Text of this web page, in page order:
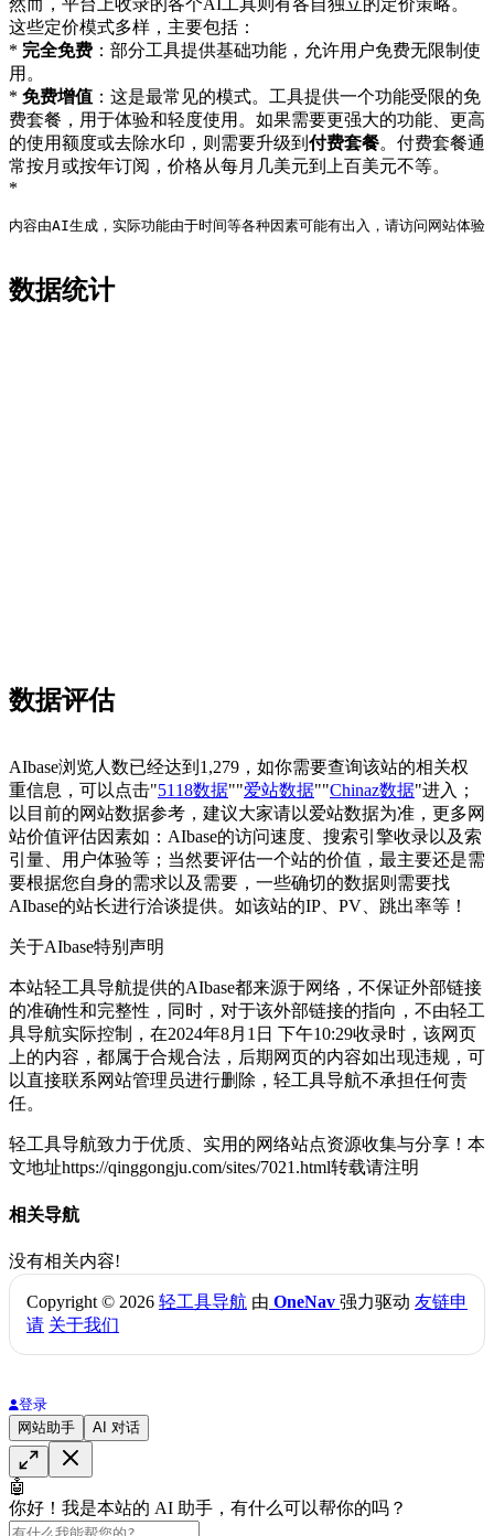
这些定价模式多样，主要包括：
* 完全免费 ：部分工具提供基础功能，允许用户免费无限制使
用。
* 免费增值 ：这是最常见的模式。工具提供一个功能受限的免
费套餐，用于体验和轻度使用。如果需要更强大的功能、更高
的使用额度或去除水印，则需要升级到 付费套餐。付费套餐通
常按月或按年订阅，价格从每月几美元到上百美元不等。
*
内容由AI生成，实际功能由于时间等各种因素可能有出入，请访问网站体验
数据统计
数据评估
AIbase浏览人数已经达到1,279，如你需要查询该站的相关权
重信息，可以点击"5118数据""爱站数据""Chinaz数据"进入；
以目前的网站数据参考，建议大家请以爱站数据为准，更多网
站价值评估因素如：AIbase的访问速度、搜索引擎收录以及索
引量、用户体验等；当然要评估一个站的价值，最主要还是需
要根据您自身的需求以及需要，一些确切的数据则需要找
AIbase的站长进行洽谈提供。如该站的IP、PV、跳出率等！
关于AIbase特别声明
本站轻工具导航提供的AIbase都来源于网络，不保证外部链接
的准确性和完整性，同时，对于该外部链接的指向，不由轻工
具导航实际控制，在2024年8月1日 下午10:29收录时，该网页
上的内容，都属于合规合法，后期网页的内容如出现违规，可
以直接联系网站管理员进行删除，轻工具导航不承担任何责
任。
轻工具导航致力于优质、实用的网络站点资源收集与分享！ 本
文地址https://qinggongju.com/sites/7021.html转载请注明
相关导航
没有相关内容!
Copyright © 2026 轻工具导航 由 OneNav 强力驱动 友链申
请 关于我们
登录
网站助手
AI 对话
🤖
你好！我是本站的 AI 助手，有什么可以帮你的吗？